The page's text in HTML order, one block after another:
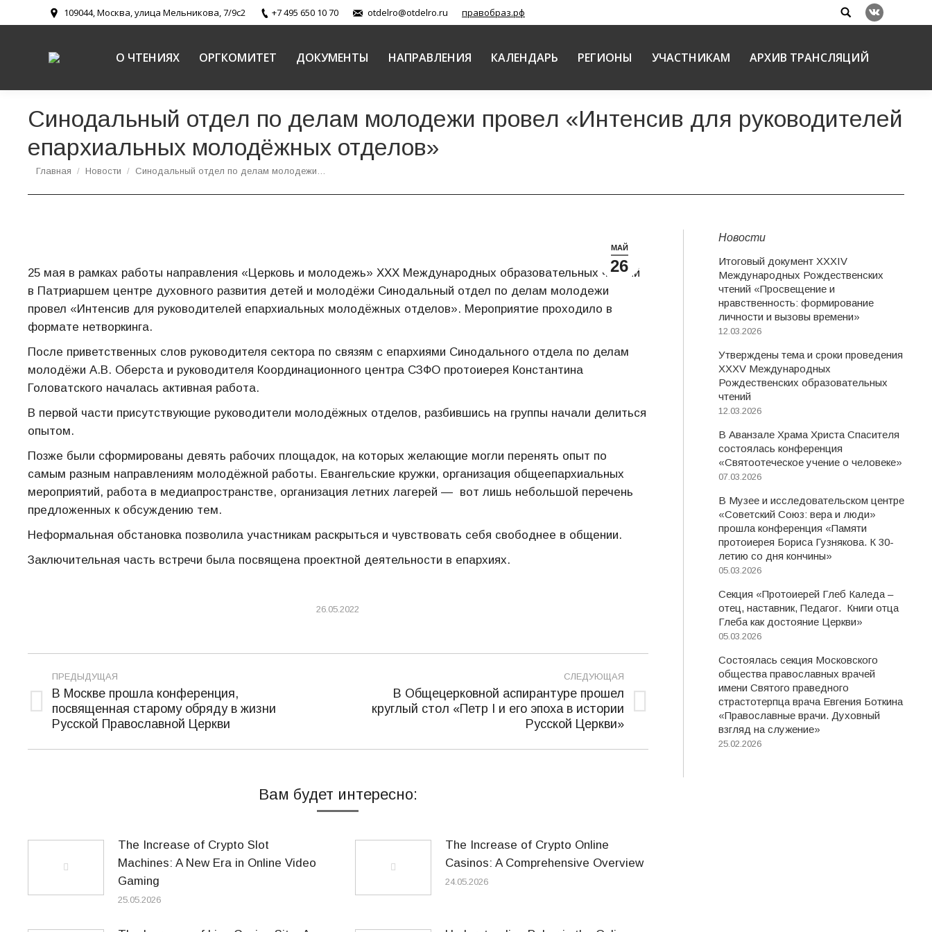
109044, Москва, улица Мельникова, 7/9с2 +7 495 650 10 70 otdelro@otdelro.ru правобраз.рф Search:
Вконтакте
О ЧТЕНИЯХ ОРГКОМИТЕТ ДОКУМЕНТЫ НАПРАВЛЕНИЯ КАЛЕНДАРЬ РЕГИОНЫ УЧАСТНИКАМ АРХИВ ТРАНСЛЯЦИЙ
Синодальный отдел по делам молодежи провел «Интенсив для руководителей
епархиальных молодёжных отделов»
Вы здесь:
Главная Новости Синодальный отдел по делам молодежи…
МАЙ
26
25 мая в рамках работы направления «Церковь и молодежь» ХХХ Международных образовательных чтений
в Патриаршем центре духовного развития детей и молодёжи Синодальный отдел по делам молодежи
провел «Интенсив для руководителей епархиальных молодёжных отделов». Мероприятие проходило в
формате нетворкинга.
После приветственных слов руководителя сектора по связям с епархиями Синодального отдела по делам
молодёжи А.В. Оберста и руководителя Координационного центра СЗФО протоиерея Константина
Головатского началась активная работа.
В первой части присутствующие руководители молодёжных отделов, разбившись на группы начали делиться
опытом.
Позже были сформированы девять рабочих площадок, на которых желающие могли перенять опыт по
самым разным направлениям молодёжной работы. Евангельские кружки, организация общеепархиальных
мероприятий, работа в медиапространстве, организация летних лагерей — вот лишь небольшой перечень
предложенных к обсуждению тем.
Неформальная обстановка позволила участникам раскрыться и чувствовать себя свободнее в общении.
Заключительная часть встречи была посвящена проектной деятельности в епархиях.
26.05.2022
Навигация
по
записям
ПРЕДЫДУЩАЯ
Предыдущая
запись:
В Москве прошла конференция,
посвященная старому обряду в жизни
Русской Православной Церкви
СЛЕДУЮЩАЯ
Следующая
В Общецерковной аспирантуре прошел
круглый стол «Петр I и его эпоха в истории
Русской Церкви»
Вам будет интересно:
The Increase of Crypto Slot
Machines: A New Era in Online Video
Gaming
25.05.2026
The Increase of Crypto Online
Casinos: A Comprehensive Overview
24.05.2026
Новости
Итоговый документ XXХIV
Международных Рождественских
чтений «Просвещение и
нравственность: формирование
личности и вызовы времени»
12.03.2026
Утверждены тема и сроки проведения
XXXV Международных
Рождественских образовательных
чтений
12.03.2026
В Аванзале Храма Христа Спасителя
состоялась конференция
«Святоотеческое учение о человеке»
07.03.2026
В Музее и исследовательском центре
«Советский Союз: вера и люди»
прошла конференция «Памяти
протоиерея Бориса Гузнякова. К 30-
летию со дня кончины»
05.03.2026
Секция «Протоиерей Глеб Каледа –
отец, наставник, Педагог. Книги отца
Глеба как достояние Церкви»
05.03.2026
Состоялась секция Московского
общества православных врачей
имени Святого праведного
страстотерпца врача Евгения Боткина
«Православные врачи. Духовный
взгляд на служение»
25.02.2026